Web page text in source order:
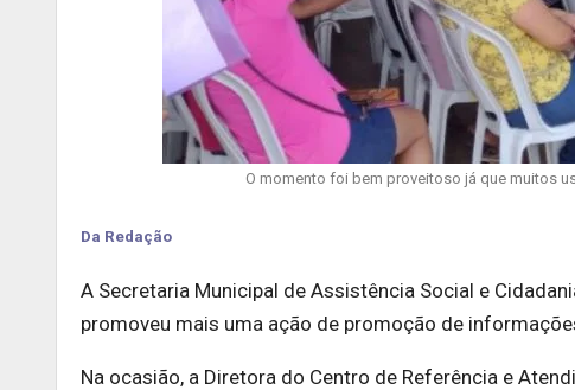
O momento foi bem proveitoso já que muitos
Da Redação
A Secretaria Municipal de Assistência Social e
promoveu mais uma ação de promoção de
Na ocasião, a Diretora do Centro de Referência e